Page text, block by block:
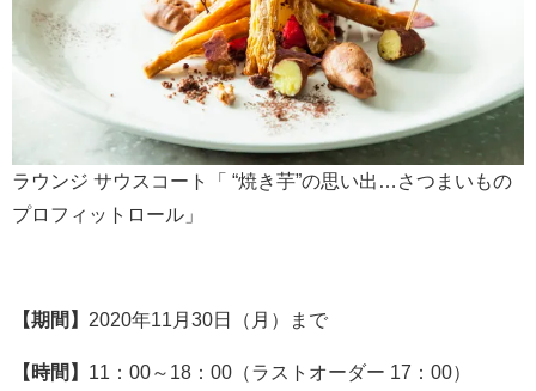
ラウンジ サウスコート「 “焼き芋”の思い出…さつまいもの
プロフィットロール」
【期間】 2020年11月30日（月）まで
【時間】 11：00～18：00（ラストオーダー 17：00）